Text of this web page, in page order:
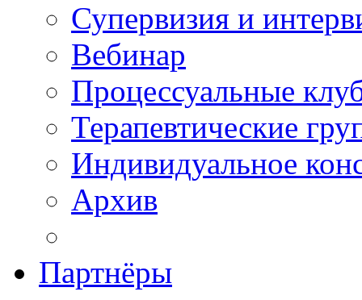
Супервизия и
Вебинар
Процессуальные
Терапевтические
Индивидуальное
Архив
Партнёры